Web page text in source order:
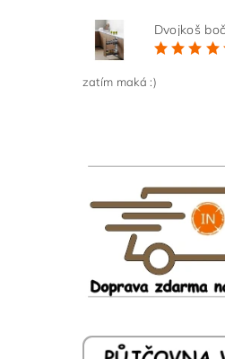
zatím maká :)